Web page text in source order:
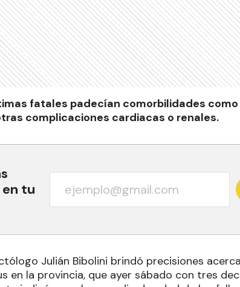
fatales padecían comorbilidades
complicaciones cardiacas o renales.
tu
Julián Bibolini brindó precisiones
en la provincia, que ayer sábado con tres